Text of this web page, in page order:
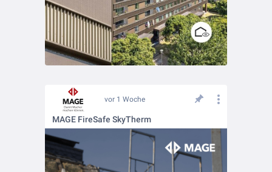
vor 1 Woche
MAGE FireSafe SkyTherm